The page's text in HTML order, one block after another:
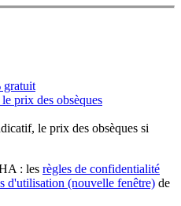
gratuit
prix des obsèques
le prix des obsèques si
: les règles de confidentialité
d'utilisation (nouvelle fenêtre) de